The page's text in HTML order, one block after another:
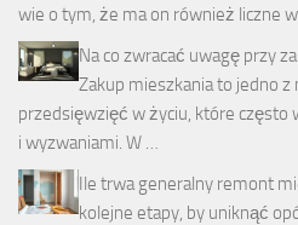
wie o tym, że ma on również liczne
Na co zwracać uwagę przy
Zakup mieszkania to jedno z
przedsięwzięć w życiu, które często
i wyzwaniami. W …
Ile trwa generalny remont
kolejne etapy, by uniknąć